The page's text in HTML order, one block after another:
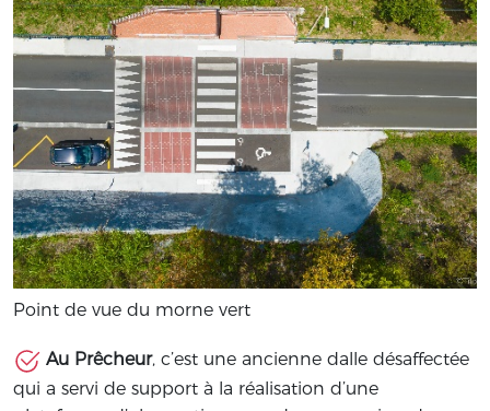
Point de vue du morne vert
Au Prêcheur, c’est une ancienne dalle désaffectée
qui a servi de support à la réalisation d’une